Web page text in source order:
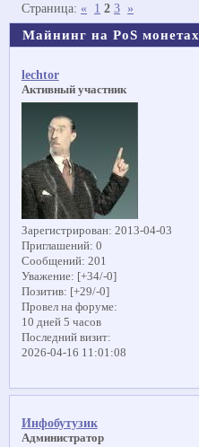
Майнинг на PoS монетах
Страница: « 1 2 3 »
lechtor
Активный участник
Зарегистрирован: 2013-04-03
Приглашений: 0
Сообщений: 201
Уважение: [+34/-0]
Позитив: [+29/-0]
Провел на форуме:
10 дней 5 часов
Последний визит:
2026-04-16 11:01:08
Инфобутузик
Администратор